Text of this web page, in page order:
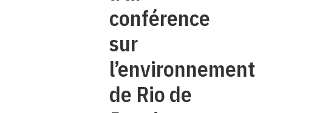
conférence
sur
l’environnement
de Rio de